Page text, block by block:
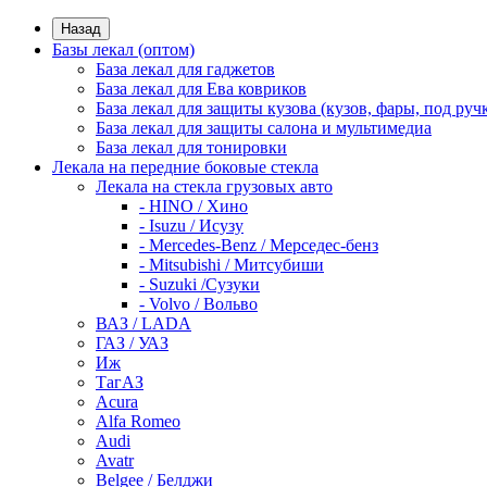
Назад
Базы лекал (оптом)
База лекал для гаджетов
База лекал для Ева ковриков
База лекал для защиты кузова (кузов, фары, под
База лекал для защиты салона и мультимедиа
База лекал для тонировки
Лекала на передние боковые стекла
Лекала на стекла грузовых авто
- HINO / Хино
- Isuzu / Исузу
- Mercedes-Benz / Мерседес-бенз
- Mitsubishi / Митсубиши
- Suzuki /Сузуки
- Volvo / Вольво
ВАЗ / LADA
ГАЗ / УАЗ
Иж
ТагАЗ
Acura
Alfa Romeo
Audi
Avatr
Belgee / Белджи